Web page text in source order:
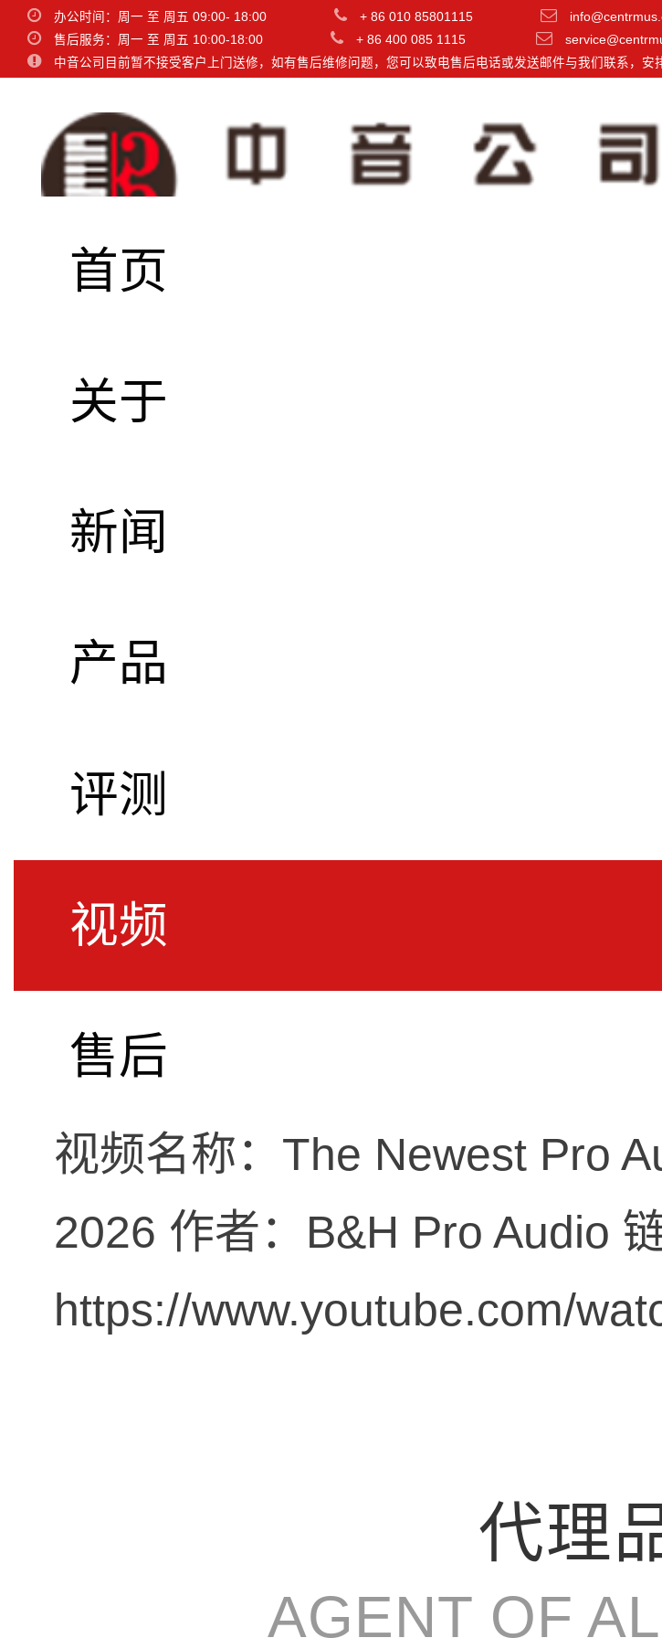
办公时间：周一 至 周五 09:00- 18:00 + 86 010 85801115
售后服务：周一 至 周五 10:00-18:00
+ 86 400 085 1115
中音公司目前暂不接受客户上门送修，如有售后维修问题，您可以致电售后电话或发送邮件与我们联系，安
首页
关于
新闻
产品
评测
视频
售后
SPL | 柏林Superbooth展
产品介绍
视频名称：The Newest Pro
2026 作者：B&H Pro Audio 链
https://www.youtube.com/
代理
AGENT OF